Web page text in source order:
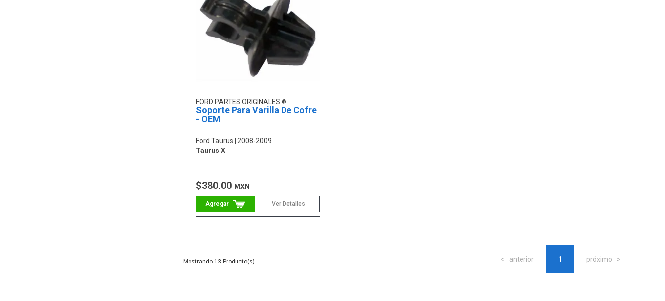
FORD PARTES ORIGINALES
Soporte Para Varilla De Cofre
- OEM
Ford Taurus
2008-2009
Taurus X
$380.00 MXN
Ver Detalles
anterior 1 próximo
13